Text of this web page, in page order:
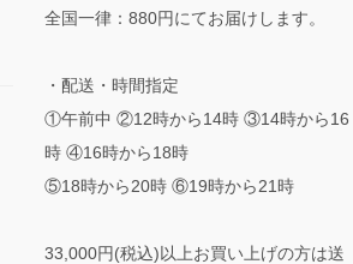
全国一律：880円にてお届けします。
・配送・時間指定
①午前中 ②12時から14時 ③14時から16
時 ④16時から18時
⑤18時から20時 ⑥19時から21時
33,000円(税込)以上お買い上げの方は送